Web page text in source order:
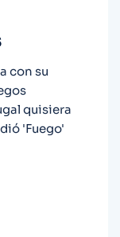
con su
quisiera
'Fuego'